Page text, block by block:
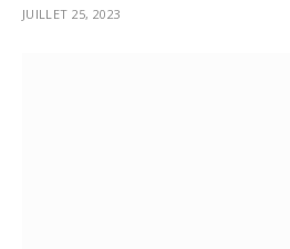
JUILLET 25, 2023